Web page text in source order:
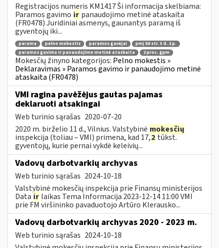
Registracijos numeris KM1417 Ši informacija skelbiama:
Paramos gavimo ir panaudojimo metinė ataskaita
(FR0478) Juridiniai asmenys, gaunantys paramą iš
gyventojų iki...
parama pelno mokestis paramos gavėjai
pmį 50 str. 3 d. 2 p.
paramos gavimo ir panaudojimo metinė ataskaita
2 proc. gpm
Mokesčių žinyno kategorijos: Pelno mokestis »
Deklaravimas » Paramos gavimo ir panaudojimo metinė
ataskaita (FR0478)
VMI ragina pavėžėjus gautas pajamas
deklaruoti atsakingai
Web turinio sąrašas 2020-07-20
2020 m. birželio 11 d., Vilnius. Valstybinė mokesčių
inspekcija (toliau – VMI) primena, kad 17,2tūkst.
gyventojų, kurie pernai vykdė keleivių...
Vadovų darbotvarkių archyvas
Web turinio sąrašas 2024-10-18
Valstybinė mokesčių inspekcija prie Finansų ministerijos
Data ir laikas Tema Informacija 2023-12-14 11:00 VMI
prie FM viršininko pavaduotojo Artūro Klerausko...
Vadovų darbotvarkių archyvas 2020 - 2023 m.
Web turinio sąrašas 2024-10-18